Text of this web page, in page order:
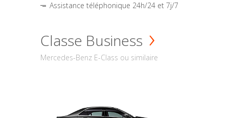
Assistance téléphonique 24h/24 et 7j/7
Classe Business
Mercedes-Benz E-Class ou similaire